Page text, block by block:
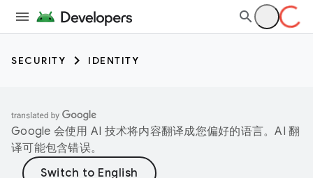
SECURITY IDENTITY
Google 会使用 AI 技术将内容翻译成您偏好的语言。AI 翻
译可能包含错误。